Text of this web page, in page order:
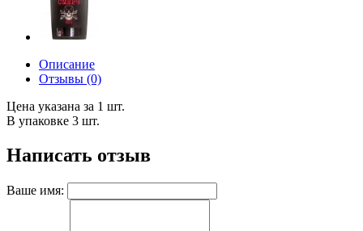
Описание
Отзывы (0)
Цена указана за 1 шт.
В упаковке 3 шт.
Написать отзыв
Ваше имя: